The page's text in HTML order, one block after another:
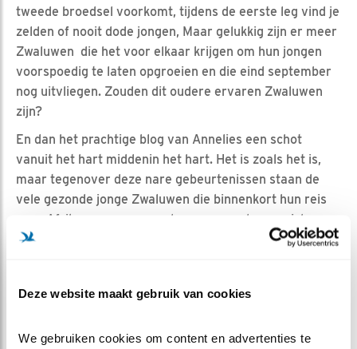
Deze website maakt gebruik van cookies
We gebruiken cookies om content en advertenties te
tweede broedsel voorkomt, tijdens de eerste leg vind je
zelden of nooit dode jongen, Maar gelukkig zijn er meer
Zwaluwen die het voor elkaar krijgen om hun jongen
voorspoedig te laten opgroeien en die eind september
nog uitvliegen. Zouden dit oudere ervaren Zwaluwen
zijn?
En dan het prachtige blog van Annelies een schot
vanuit het hart middenin het hart. Het is zoals het is,
maar tegenover deze nare gebeurtenissen staan de
vele gezonde jonge Zwaluwen die binnenkort hun reis
naar Afrika aanvangen, volwassen worden en zich gaan
voorbereiden op een volgende voortplanting volgend
familie zie, geloof ik in een behouden terugkeer!